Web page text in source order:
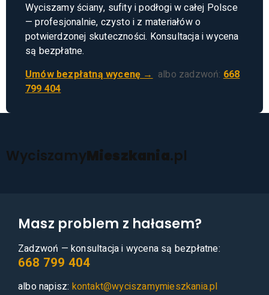
Wyciszamy ściany, sufity i podłogi w całej Polsce
— profesjonalnie, czysto i z materiałów o
potwierdzonej skuteczności. Konsultacja i wycena
są bezpłatne.
Umów bezpłatną wycenę → albo zadzwoń: 668
799 404
WyciszamyMieszkania.pl
Masz problem z hałasem?
Zadzwoń — konsultacja i wycena są bezpłatne:
668 799 404
albo napisz: kontakt@wyciszamymieszkania.pl